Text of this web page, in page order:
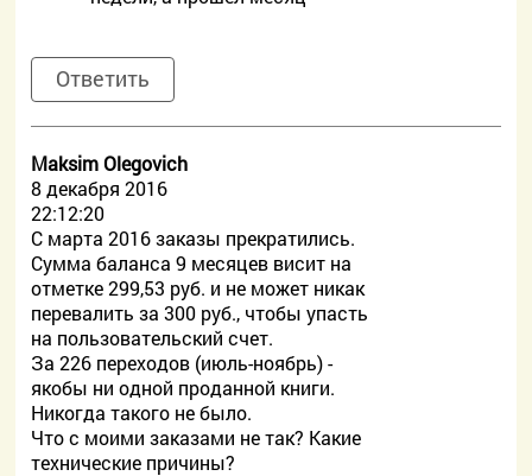
Ответить
Maksim Olegovich
8 декабря 2016
22:12:20
С марта 2016 заказы прекратились.
Сумма баланса 9 месяцев висит на
отметке 299,53 руб. и не может никак
перевалить за 300 руб., чтобы упасть
на пользовательский счет.
За 226 переходов (июль-ноябрь) -
якобы ни одной проданной книги.
Никогда такого не было.
Что с моими заказами не так? Какие
технические причины?